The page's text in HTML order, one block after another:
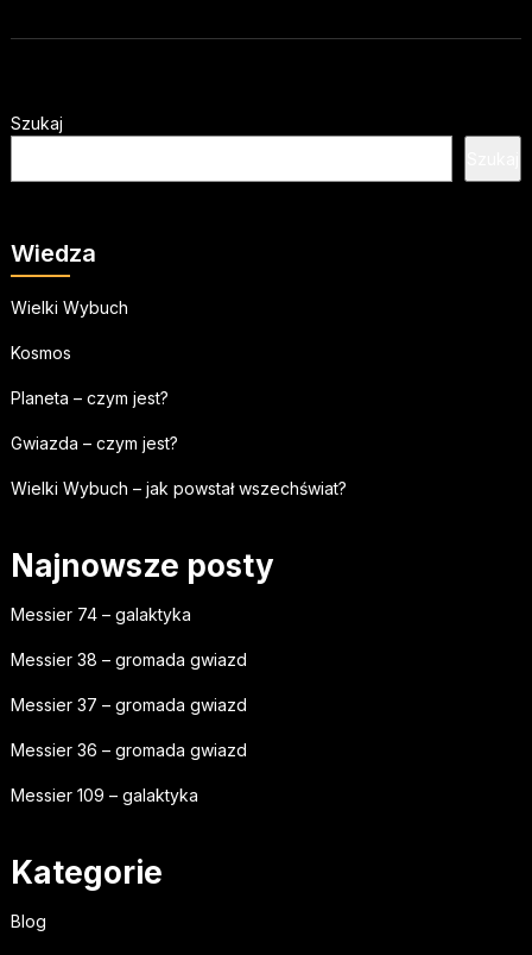
Szukaj
Wiedza
Wielki Wybuch
Kosmos
Planeta – czym jest?
Gwiazda – czym jest?
Wielki Wybuch – jak powstał wszechświat?
Najnowsze posty
Messier 74 – galaktyka
Messier 38 – gromada gwiazd
Messier 37 – gromada gwiazd
Messier 36 – gromada gwiazd
Messier 109 – galaktyka
Kategorie
Blog